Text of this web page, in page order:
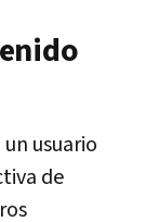
usuario
de